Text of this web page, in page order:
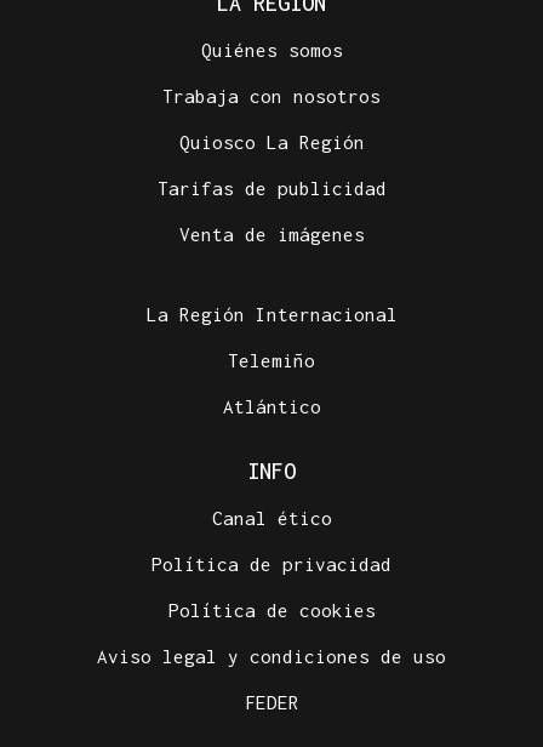
Quiénes somos
Trabaja con nosotros
Quiosco La Región
Tarifas de publicidad
Venta de imágenes
La Región Internacional
Telemiño
Atlántico
INFO
Canal ético
Política de privacidad
Política de cookies
Aviso legal y condiciones de uso
FEDER